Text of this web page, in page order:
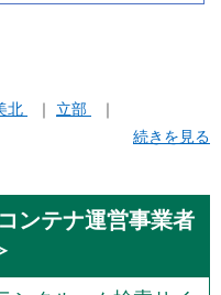
北
立部
続きを見る
ンテナ運営事業者